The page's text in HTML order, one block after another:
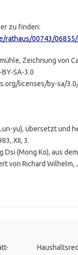
zu finden:
rathaus/00743/
Zeichnung von
SA-3.0
licenses/by-sa/3.0/
yu), übersetzt und
XII, 3.
Dsi (Mong Ko), aus
von Richard Wilhelm,